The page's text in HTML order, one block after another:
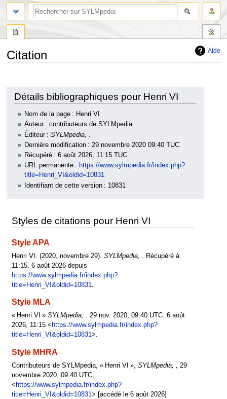
Aide
Citation
navigation
recherche
Détails bibliographiques pour Henri VI
Nom de la page : Henri VI
Auteur : contributeurs de SYLMpedia
Éditeur : SYLMpedia,
Dernière modification : 29 novembre 2020 09:40 TUC
Récupéré : 6 août 2026, 11:15 TUC
URL permanente : https://www.sylmpedia.fr/index.php?
title=Henri_VI&oldid=10831
Identifiant de cette version : 10831
Styles de citations pour Henri VI
Style APA
Henri VI. (2020, novembre 29). SYLMpedia, . Récupéré à
11:15, 6 août 2026 depuis
https://www.sylmpedia.fr/index.php?
title=Henri_VI&oldid=10831.
Style MLA
« Henri VI » SYLMpedia, . 29 nov. 2020, 09:40 UTC. 6 août
2026, 11:15 < https://www.sylmpedia.fr/index.php?
title=Henri_VI&oldid=10831>.
Style MHRA
Contributeurs de SYLMpedia, « Henri VI », SYLMpedia, ,
29
novembre 2020, 09:40 UTC,
< https://www.sylmpedia.fr/index.php?
title=Henri_VI&oldid=10831 > [accédé le 6 août 2026]